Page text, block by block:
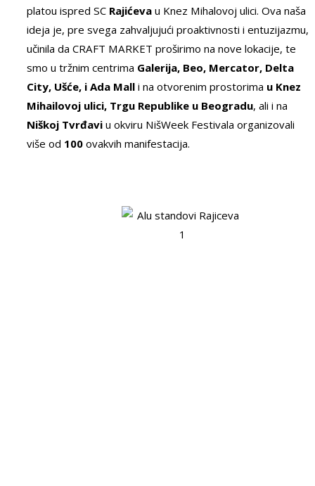
platou ispred SC Rajićeva u Knez Mihalovoj ulici. Ova naša
ideja je, pre svega zahvaljujući proaktivnosti i entuzijazmu,
učinila da CRAFT MARKET proširimo na nove lokacije, te
smo u tržnim centrima Galerija, Beo, Mercator, Delta
City, Ušće, i Ada Mall i na otvorenim prostorima u Knez
Mihailovoj ulici, Trgu Republike u Beogradu, ali i na
Niškoj Tvrđavi u okviru NišWeek Festivala organizovali
više od 100 ovakvih manifestacija.